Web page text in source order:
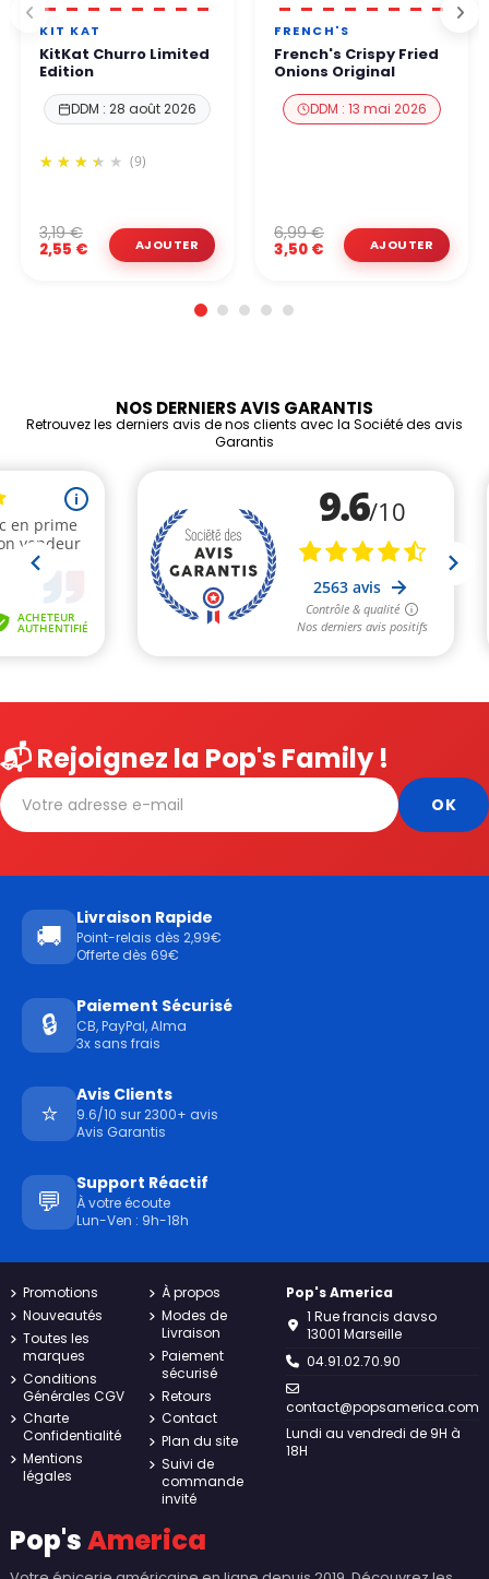
KIT KAT
KitKat Churro Limited
Edition
DDM : 28 août 2026
(9)
2,55 €
3,19 €
FRENCH'S
French's Crispy Fried
Onions Original
DDM : 13 mai 2026
3,50 €
6,99 €
NOS DERNIERS AVIS GARANTIS
Retrouvez les derniers avis de nos clients avec la Société des avis
Garantis
📬 Rejoignez la Pop's Family !
🚚
Livraison Rapide
Point-relais dès 2,99€
Offerte dès 69€
🔒
Paiement Sécurisé
CB, PayPal, Alma
3x sans frais
⭐
Avis Clients
9.6/10 sur 2300+ avis
Avis Garantis
💬
Support Réactif
À votre écoute
Lun-Ven : 9h-18h
Promotions
Nouveautés
Toutes les
marques
Conditions
Générales CGV
Charte
Confidentialité
Mentions
légales
À propos
Modes de
Livraison
Paiement
sécurisé
Retours
Contact
Plan du site
Suivi de
commande
invité
Pop's America
1 Rue francis davso
13001 Marseille
04.91.02.70.90
contact@popsamerica.com
Lundi au vendredi de 9H à
18H
Pop'sAmerica